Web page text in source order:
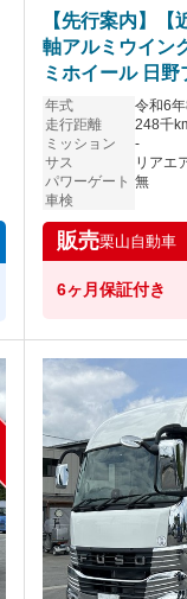
【先行案内】
軸アルミウイン
ミホイール 日野
年式
令和6年
走行距離
248千
ミッション
-
サス
リアエ
パワーゲート 無
車検
販売栗山自動車
6ヶ月保証付き